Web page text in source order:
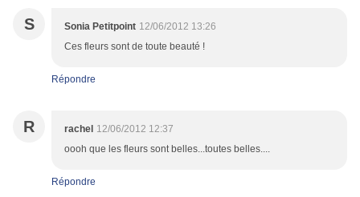
S Sonia Petitpoint 12/06/2012 13:26
Ces fleurs sont de toute beauté !
Répondre
R rachel 12/06/2012 12:37
oooh que les fleurs sont belles...toutes belles....
Répondre